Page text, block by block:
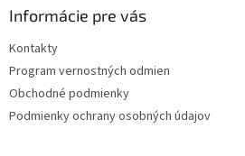
Informácie pre vás
Kontakty
Program vernostných odmien
Obchodné podmienky
Podmienky ochrany osobných údajov